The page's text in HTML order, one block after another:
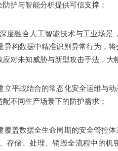
护与智能分析提供可信支撑；
深度融合人工智能技术与工业场
构数据中精准识别异常行为，
对未知威胁与新型攻击手法，大
立平战结合的常态化安全运维与
不同生产场景下的防护需求；
覆盖数据全生命周期的安全管控
存储、处理、销毁全流程中的